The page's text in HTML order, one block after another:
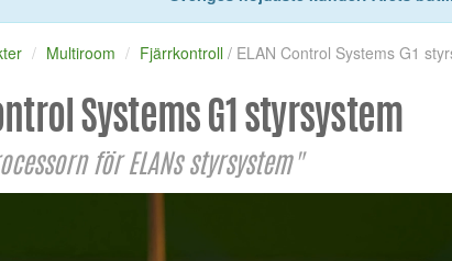
Multiroom Fjärrkontroll / ELAN Control Systems G1
Systems G1 styrsystem
för ELANs styrsystem"